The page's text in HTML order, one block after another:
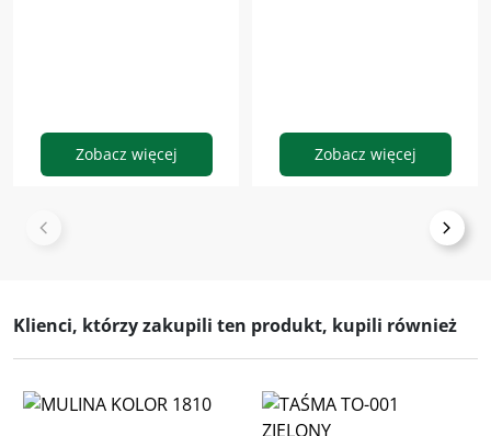
Zobacz więcej Zobacz więcej
Klienci, którzy zakupili ten produkt, kupili również